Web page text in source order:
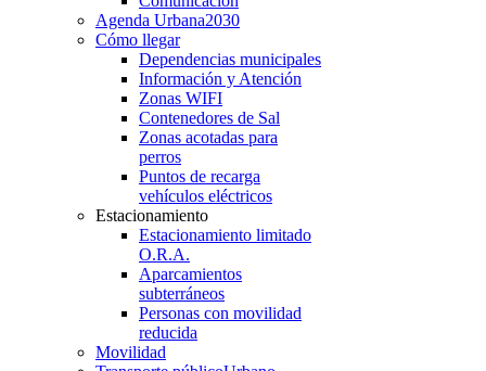
Agenda Urbana2030
Cómo llegar
Dependencias municipales
Información y Atención
Zonas WIFI
Contenedores de Sal
Zonas acotadas para
perros
Puntos de recarga
vehículos eléctricos
Estacionamiento
Estacionamiento limitado
O.R.A.
Aparcamientos
subterráneos
Personas con movilidad
reducida
Movilidad